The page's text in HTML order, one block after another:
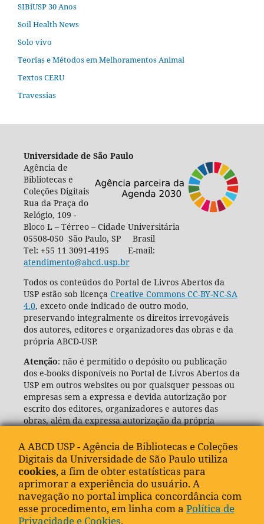
SIBiUSP 30 Anos
Soil Health News
Solo vivo
Teorias e Métodos em Melhoramentos Animal
Textos CERU
Travessias
Universidade de São Paulo
Agência de
Bibliotecas e
Coleções Digitais
Rua da Praça do
Relógio, 109 -
Bloco L – Térreo – Cidade Universitária
05508-050 São Paulo, SP Brasil
Tel: +55 11 3091-4195 E-mail:
atendimento@abcd.usp.br
Todos os conteúdos do Portal de Livros Abertos da
USP estão sob licença Creative Commons CC-BY-NC-SA
4.0, exceto onde indicado de outro modo,
preservando integralmente os direitos irrevogáveis
dos autores, editores e organizadores das obras e da
própria ABCD-USP.
Atenção: não é permitido o depósito ou publicação
dos e-books disponíveis no Portal de Livros Abertos da
USP em outros websites ou por quaisquer pessoas ou
empresas sem a expressa e devida autorização por
escrito dos editores, organizadores e autores das
obras, além da expressa autorização da própria
(ABCD-USP).
A ABCD USP - Agência de Bibliotecas e Coleções
Digitais da Universidade de São Paulo utiliza
cookies, a fim de obter estatísticas para
aprimorar a experiência do usuário. A
navegação no portal implica concordância com
esse procedimento, em linha com a Política de
Privacidade e Cookies.